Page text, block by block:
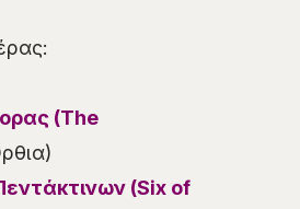
(The
(Six of